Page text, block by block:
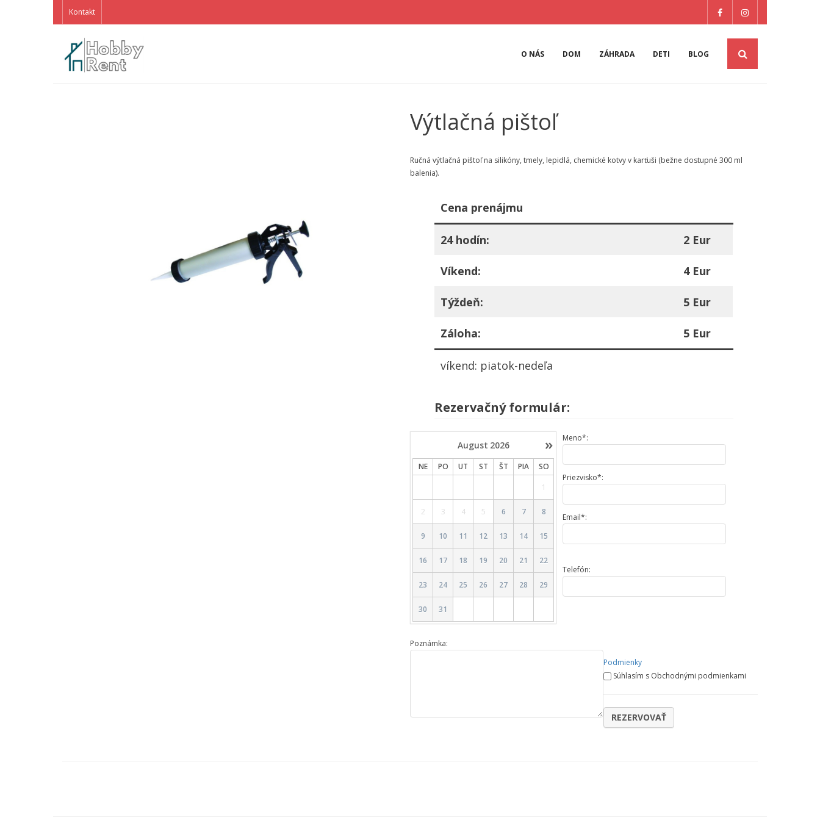
Kontakt
O NÁS DOM ZÁHRADA DETI BLOG
Výtlačná pištoľ
Ručná výtlačná pištoľ na silikóny, tmely, lepidlá, chemické kotvy v karťuši (bežne dostupné 300 ml
balenia).
Cena prenájmu
24 hodín: 2 Eur
Víkend: 4 Eur
Týždeň: 5 Eur
Záloha: 5 Eur
víkend: piatok-nedeľa
Rezervačný formulár:
»
August 2026
NE PO UT ST ŠT PIA
SO
1
2 3 4 5 6 7 8
9 10 11 12 13 14 15
16 17 18 19 20 21 22
23 24 25 26 27 28 29
30 31
Meno*:
Priezvisko*:
Email*:
Telefón:
Poznámka:
Podmienky
Súhlasím s Obchodnými podmienkami